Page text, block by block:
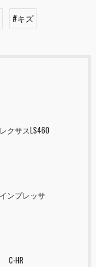
#キズ
クサスLS460
ンプレッサ
C-HR